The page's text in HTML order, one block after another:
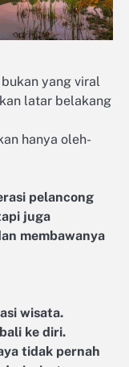
yang viral
latar belakang
hanya oleh-
pelancong
juga
membawanya
wisata.
ke diri.
tidak pernah